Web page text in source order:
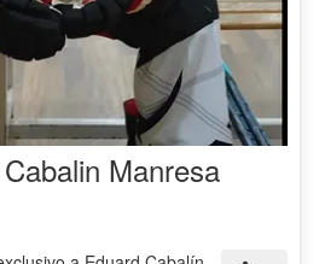
Manresa